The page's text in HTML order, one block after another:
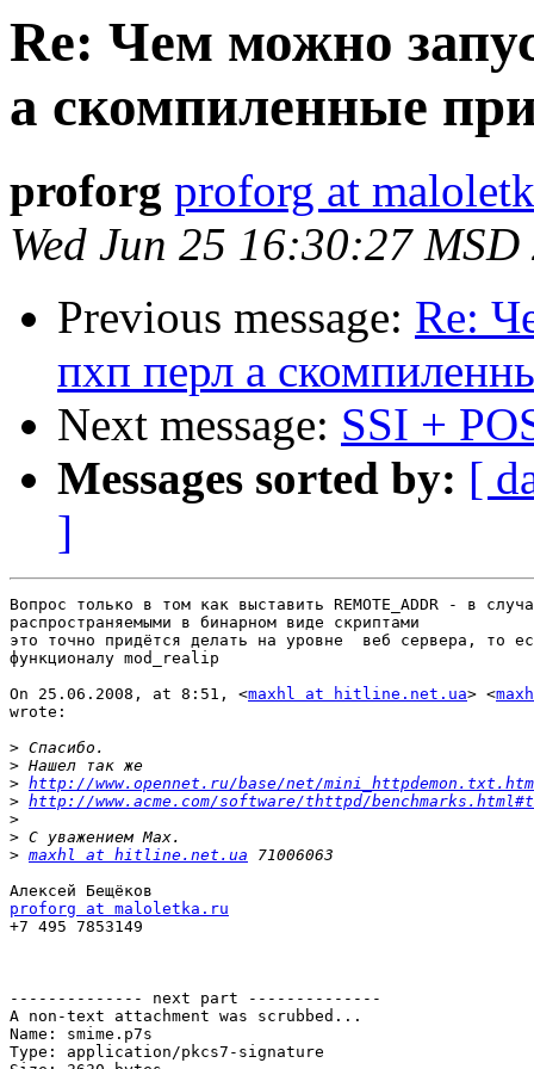
Re: Чем можно
а скомпиленные
proforg proforg at
Wed Jun 25 16:30:27 MSD
Previous message: Re:
пхп перл а
Next message: SSI +
Messages sorted by: [
]
Вопрос только в том как выставить REMOTE_ADDR - в
распространяемыми в бинарном виде скриптами
это точно придётся делать на уровне  веб сервера, то
функционалу mod_realip
On 25.06.2008, at 8:51, <maxhl at hitline.net.ua> <
wrote:
>
>
> http://www.opennet.ru/base/net/
> http://www.acme.com/software/thttpd/
>
>
> maxhl at hitline.net.ua
proforg at maloletka.ru
+7 495 7853149
-------------- next part --------------
A non-text attachment was scrubbed...
Name: smime.p7s
Type: application/pkcs7-signature